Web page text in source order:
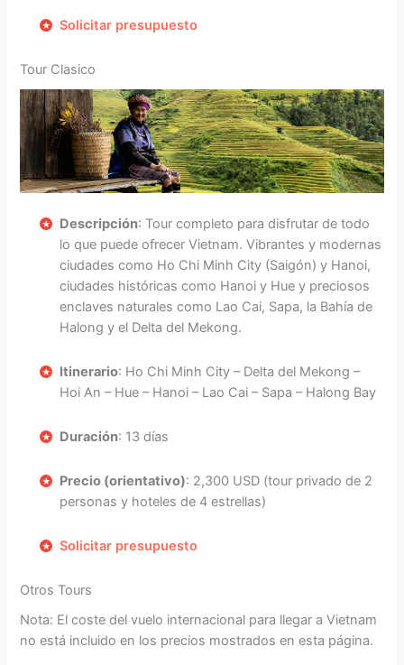
Solicitar presupuesto
Tour Clasico
Descripción: Tour completo para disfrutar de todo
lo que puede ofrecer Vietnam. Vibrantes y modernas
ciudades como Ho Chi Minh City (Saigón) y Hanoi,
ciudades históricas como Hanoi y Hue y preciosos
enclaves naturales como Lao Cai, Sapa, la Bahía de
Halong y el Delta del Mekong.
Itinerario: Ho Chi Minh City – Delta del Mekong –
Hoi An – Hue – Hanoi – Lao Cai – Sapa – Halong Bay
Duración: 13 días
Precio (orientativo): 2,300 USD (tour privado de 2
personas y hoteles de 4 estrellas)
Solicitar presupuesto
Otros Tours
Nota: El coste del vuelo internacional para llegar a Vietnam
no está incluido en los precios mostrados en esta página.